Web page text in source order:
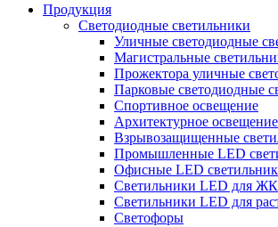
Продукция
Светодиодные светильники
Уличные светодиодные
Магистральные
Прожектора уличные
Парковые светодиодные
Спортивное освещение
Архитектурное освещение
Взрывозащищенные
Промышленные LED
Офисные LED
Cветильники LED для
Светильники LED для
Светофоры